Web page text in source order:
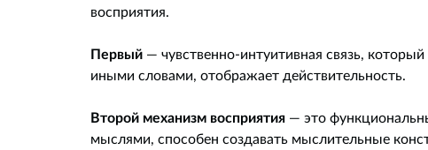
восприятия.
Первый — чувственно-интуитивная связь,
иными словами, отображает действительность.
Второй механизм восприятия — это
мыслями, способен создавать мыслительные